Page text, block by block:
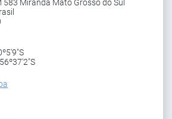
583 Miranda Mato Grosso do Sul